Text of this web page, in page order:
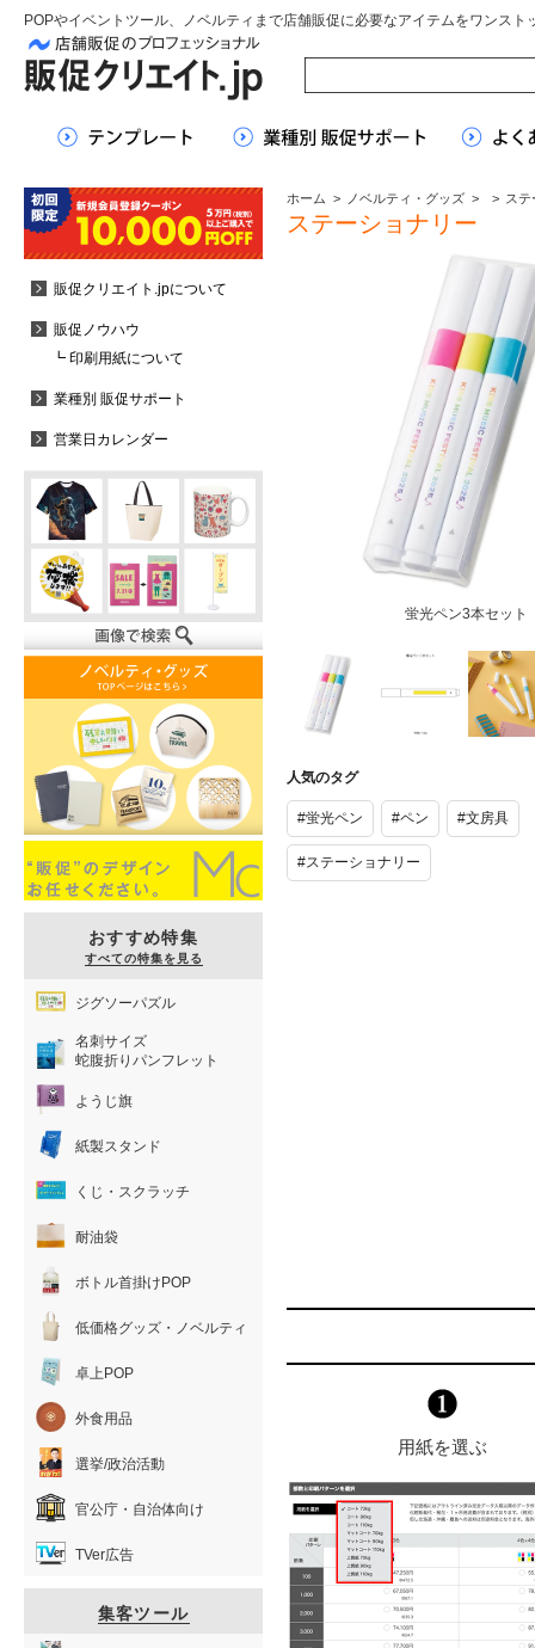
POPやイベントツール、ノベルティまで店舗販促に必要なアイテムをワンスト
ホーム > ノベルティ・グッズ > > ステ
ステーショナリー
蛍光ペン3本セット
セット
人気のタグ
#蛍光ペン #ペン #文房具
#ステーショナリー
用紙を選ぶ
販促クリエイト.jpについて
販促ノウハウ
┗ 印刷用紙について
業種別 販促サポート
営業日カレンダー
おすすめ特集
すべての特集を見る
ジグソーパズル
名刺サイズ
蛇腹折りパンフレット
ようじ旗
紙製スタンド
くじ・スクラッチ
耐油袋
ボトル首掛けPOP
低価格グッズ・ノベルティ
卓上POP
外食用品
選挙/政治活動
官公庁・自治体向け
TVer広告
集客ツール